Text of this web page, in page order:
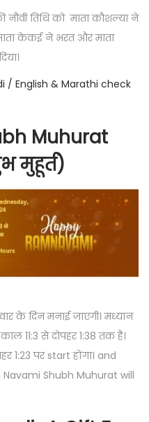
तिथि को माता कौशल्या ने
केकई ने भरत और माता
/ English & Marathi check
Muhurat
मुहूर्त)
के दिन मनाई जाएगी। मध्यान
11:3 से दोपहर 1:38 तक है।
1:23 पर start होंगा। and
Navami Shubh Muhurat will